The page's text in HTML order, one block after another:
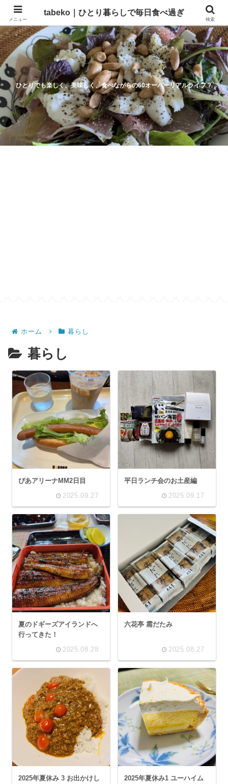
ひとりでも楽しく、美味しく、食べながらの60オーバーリアルライフ？
ホーム 暮らし
暮らし
ぴあアリーナMM2日目
2025.09.27
平日ランチ会のお土産編
2025.09.17
夏のドギーズアイランドへ
行ってきた！
2025.08.28
六花亭 霜だたみ
2025.08.27
2025年夏休み 3 お出かけし
2025年夏休み1 ユーハイム
メニュー
tabeko｜ひとり暮らしで毎日食べ過ぎ
検索